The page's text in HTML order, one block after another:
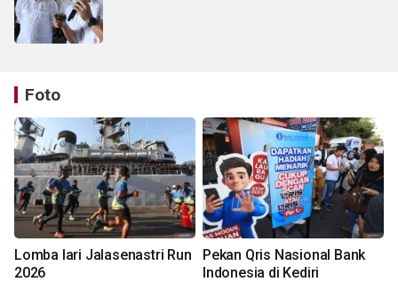
Foto
Lomba lari Jalasenastri Run
2026
Pekan Qris Nasional Bank
Indonesia di Kediri